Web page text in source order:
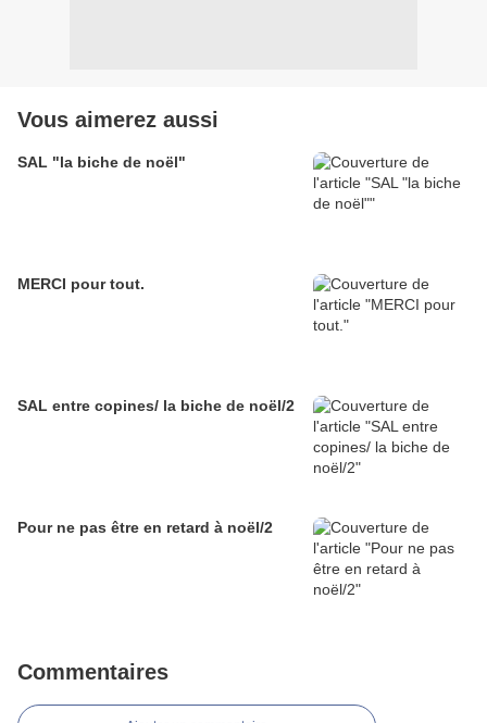
Vous aimerez aussi
SAL "la biche de noël"
MERCI pour tout.
SAL entre copines/ la biche de noël/2
Pour ne pas être en retard à noël/2
Commentaires